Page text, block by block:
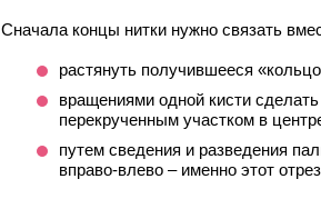
Сначала концы нитки нужно связать
растянуть получившееся
вращениями одной кисти
перекрученным участком в
путем сведения и разведения
вправо-влево – именно этот